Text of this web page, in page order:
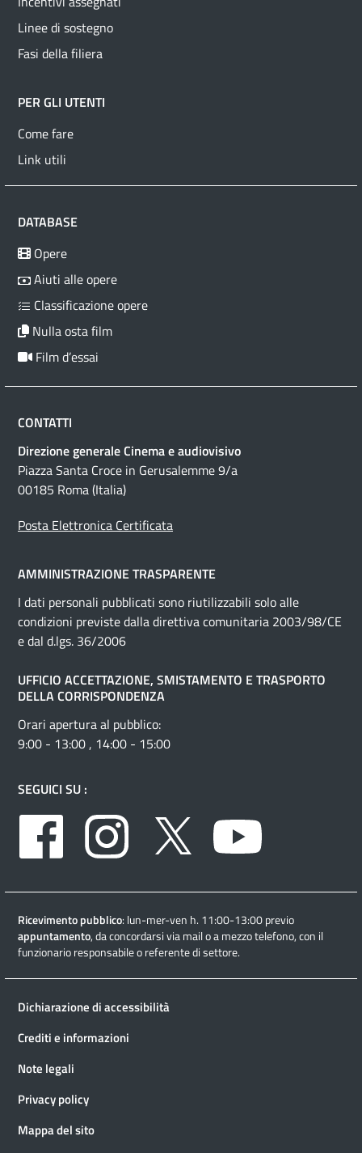
Linee di sostegno
Fasi della filiera
PER GLI UTENTI
Come fare
Link utili
DATABASE
Opere
Aiuti alle opere
Classificazione opere
Nulla osta film
Film d’essai
CONTATTI
Direzione generale Cinema e audiovisivo
Piazza Santa Croce in Gerusalemme 9/a
00185 Roma (Italia)
Posta Elettronica Certificata
AMMINISTRAZIONE TRASPARENTE
I dati personali pubblicati sono riutilizzabili solo alle
condizioni previste dalla direttiva comunitaria 2003/98/CE
e dal d.lgs. 36/2006
UFFICIO ACCETTAZIONE, SMISTAMENTO E TRASPORTO
DELLA CORRISPONDENZA
Orari apertura al pubblico:
9:00 - 13:00 , 14:00 - 15:00
SEGUICI SU :
Facebook
Instagram Twitter
Ricevimento pubblico: lun-mer-ven h. 11:00-13:00 previo
appuntamento, da concordarsi via mail o a mezzo telefono, con il
funzionario responsabile o referente di settore.
Dichiarazione di accessibilità
Crediti e informazioni
Note legali
Privacy policy
Mappa del sito